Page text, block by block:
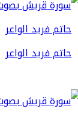
حاتم فريد الواعر